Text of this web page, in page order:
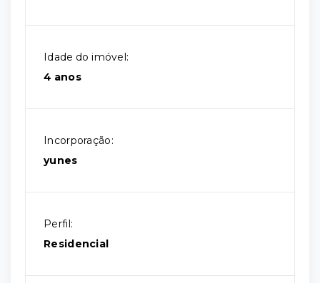
Idade do imóvel:
4 anos
Incorporação:
yunes
Perfil:
Residencial